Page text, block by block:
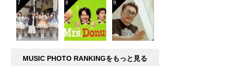
MUSIC PHOTO RANKINGをもっと見る